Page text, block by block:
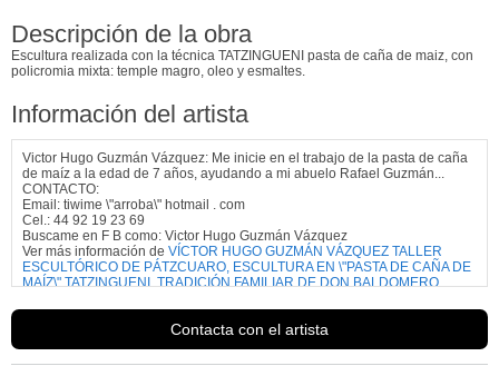
Descripción de la obra
Escultura realizada con la técnica TATZINGUENI pasta de caña de maiz, con
policromia mixta: temple magro, oleo y esmaltes.
Información del artista
Victor Hugo Guzmán Vázquez: Me inicie en el trabajo de la pasta de caña
de maíz a la edad de 7 años, ayudando a mi abuelo Rafael Guzmán...
CONTACTO:
Email: tiwime \"arroba\" hotmail . com
Cel.: 44 92 19 23 69
Buscame en F B como: Victor Hugo Guzmán Vázquez
Ver más información de VÍCTOR HUGO GUZMÁN VÁZQUEZ TALLER
ESCULTÓRICO DE PÁTZCUARO, ESCULTURA EN \"PASTA DE CAÑA DE
MAÍZ\" TATZINGUENI, TRADICIÓN FAMILIAR DE DON BALDOMERO
Contacta con el artista